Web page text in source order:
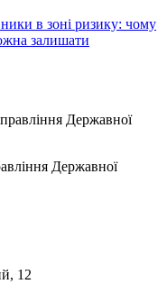
в зоні ризику: чому
залишати
Державної
12